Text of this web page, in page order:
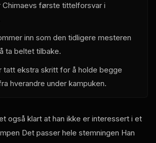
Chimaevs første tittelforsvar i
inn som den tidligere mesteren
ta beltet tilbake.
tatt ekstra skritt for å holde begge
hverandre under kampuken.
også klart at han ikke er interessert i et
Det passer hele stemningen Han